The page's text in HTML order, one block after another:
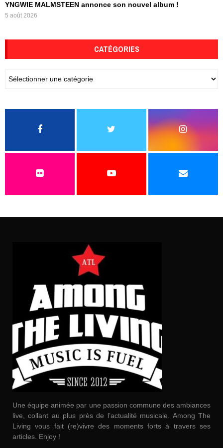
YNGWIE MALMSTEEN annonce son nouvel album !
5 août 2026
CATÉGORIES
Une équipe animée par une passion commune des ambiances
live, collant au plus près de l’actualité musicale. Among The
Living vous fait (re)vivre des moments forts à travers ses
articles. Enjoy !